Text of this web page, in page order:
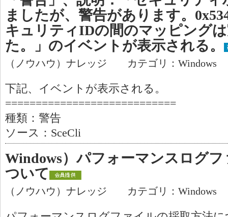
ましたが、警告があります。
キュリティIDの間のマッピング
た。」のイベントが表示される。
（ノウハウ）ナレッジ カテゴリ：Windows
下記、イベントが表示される。
============================
種類：警告
ソース：SceCli
Windows）パフォーマンスログ
ついて
（ノウハウ）ナレッジ カテゴリ：Windows